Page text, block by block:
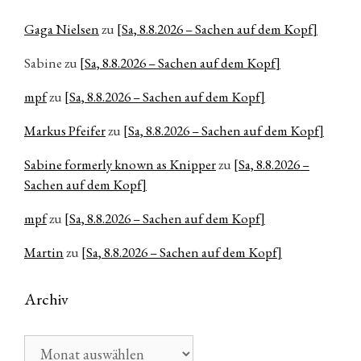
Gaga Nielsenzu [Sa, 8.8.2026 – Sachen auf dem Kopf]
Sabinezu [Sa, 8.8.2026 – Sachen auf dem Kopf]
mpfzu [Sa, 8.8.2026 – Sachen auf dem Kopf]
Markus Pfeiferzu [Sa, 8.8.2026 – Sachen auf dem Kopf]
Sabine formerly known as Knipperzu [Sa, 8.8.2026 –
Sachen auf dem Kopf]
mpfzu [Sa, 8.8.2026 – Sachen auf dem Kopf]
Martinzu [Sa, 8.8.2026 – Sachen auf dem Kopf]
Archiv